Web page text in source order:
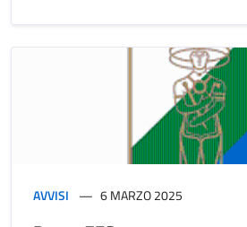
AVVISI 6 MARZO 2025